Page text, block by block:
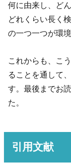
何に由来し、ど
どれくらい長く
の一つ一つが環
これからも、こ
ることを通して
す。最後までお
た。
引用文献